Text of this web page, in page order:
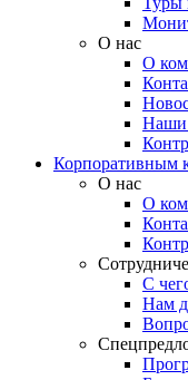
О нас
О
Наши
Корпоративным
О нас
О
С
Нам